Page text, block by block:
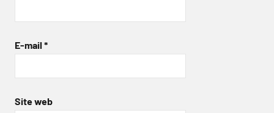
E-mail *
Site web